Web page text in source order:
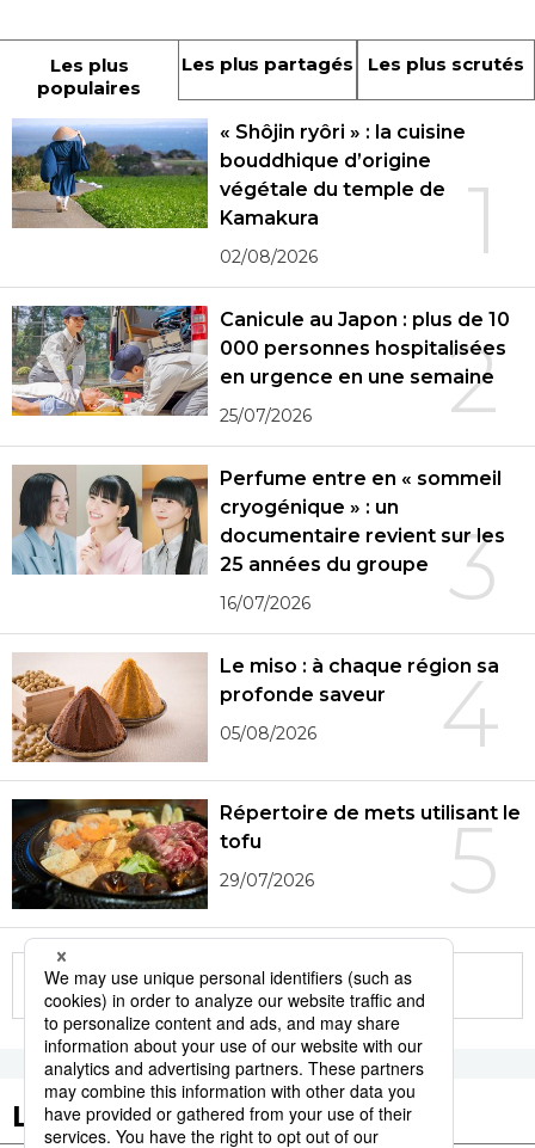
Les plus
populaires
Les plus partagés Les plus scrutés
1
« Shôjin ryôri » : la cuisine
bouddhique d’origine
végétale du temple de
Kamakura
02/08/2026
2
Canicule au Japon : plus de 10
000 personnes hospitalisées
en urgence en une semaine
25/07/2026
3
Perfume entre en « sommeil
cryogénique » : un
documentaire revient sur les
25 années du groupe
16/07/2026
4
Le miso : à chaque région sa
profonde saveur
05/08/2026
5
Répertoire de mets utilisant le
tofu
29/07/2026
More in this series
Les tags populaires